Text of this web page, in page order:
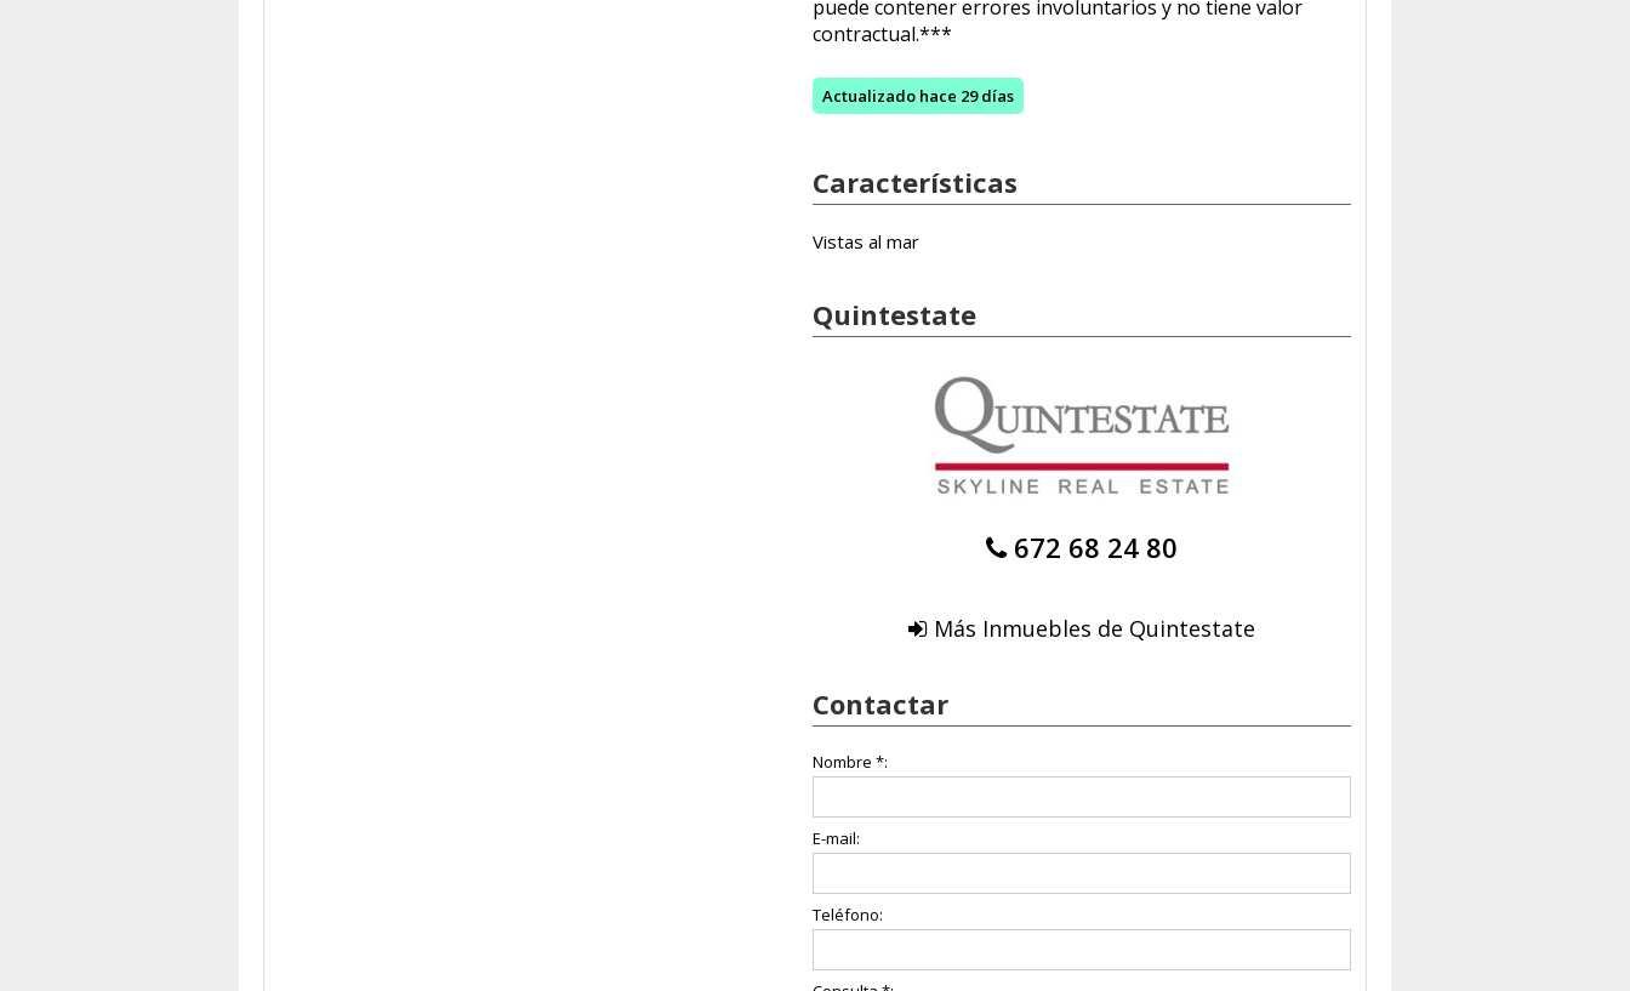
puede contener errores involuntarios y no tiene valor
contractual.***
Actualizado hace 29 días
Características
Vistas al mar
Quintestate
672 68 24 80
Más Inmuebles de Quintestate
Contactar
Nombre *:
E-mail:
Teléfono: